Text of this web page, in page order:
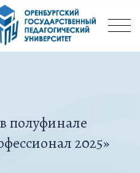
полуфинале
2025»